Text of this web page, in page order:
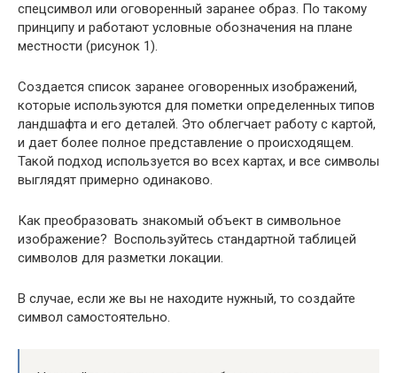
спецсимвол или оговоренный заранее образ. По такому
принципу и работают условные обозначения на плане
местности (рисунок 1).
Создается список заранее оговоренных изображений,
которые используются для пометки определенных типов
ландшафта и его деталей. Это облегчает работу с картой,
и дает более полное представление о происходящем.
Такой подход используется во всех картах, и все символы
выглядят примерно одинаково.
Как преобразовать знакомый объект в символьное
изображение? Воспользуйтесь стандартной таблицей
символов для разметки локации.
В случае, если же вы не находите нужный, то создайте
символ самостоятельно.